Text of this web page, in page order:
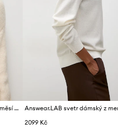
Answear.LAB svetr dámský s příměsí vlny
2099 Kč